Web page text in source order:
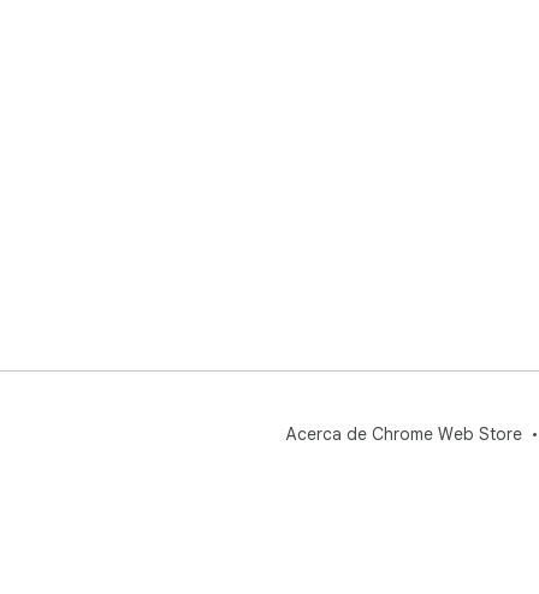
Acerca de Chrome Web Store